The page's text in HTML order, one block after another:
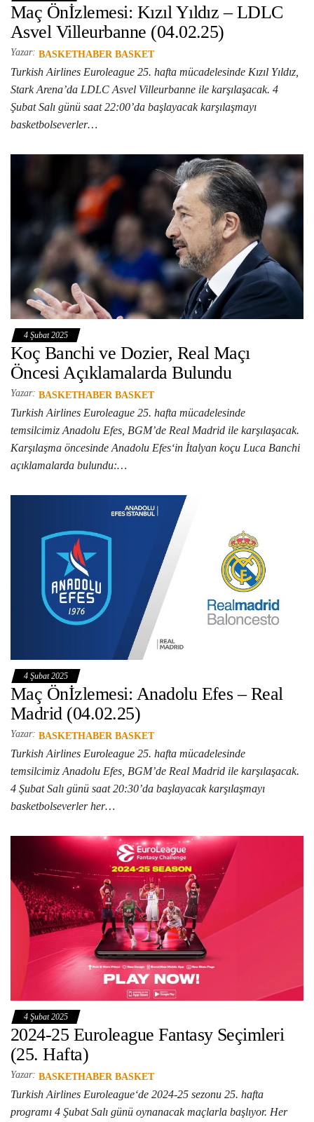
Maç Önİzlemesi: Kızıl Yıldız – LDLC
Asvel Villeurbanne (04.02.25)
Yazar: BASKETHABER BASKET
Turkish Airlines Euroleague 25. hafta mücadelesinde Kızıl Yıldız,
Stark Arena’da LDLC Asvel Villeurbanne ile karşılaşacak. 4
Şubat Salı günü saat 22:00’da başlayacak karşılaşmayı
basketbolseverler…
4 Şubat 2025
Koç Banchi ve Dozier, Real Maçı
Öncesi Açıklamalarda Bulundu
Yazar: BASKETHABER BASKET
Turkish Airlines Euroleague 25. hafta mücadelesinde
temsilcimiz Anadolu Efes, BGM’de Real Madrid ile karşılaşacak.
Karşılaşma öncesinde Anadolu Efes‘in İtalyan koçu Luca Banchi
açıklamalarda bulundu:…
4 Şubat 2025
Maç Önİzlemesi: Anadolu Efes – Real
Madrid (04.02.25)
Yazar: BASKETHABER BASKET
Turkish Airlines Euroleague 25. hafta mücadelesinde
temsilcimiz Anadolu Efes, BGM’de Real Madrid ile karşılaşacak.
4 Şubat Salı günü saat 20:30’da başlayacak karşılaşmayı
basketbolseverler her…
4 Şubat 2025
2024-25 Euroleague Fantasy Seçimleri
(25. Hafta)
Yazar: BASKETHABER BASKET
Turkish Airlines Euroleague‘de 2024-25 sezonu 25. hafta
programı 4 Şubat Salı günü oynanacak maçlarla başlıyor. Her